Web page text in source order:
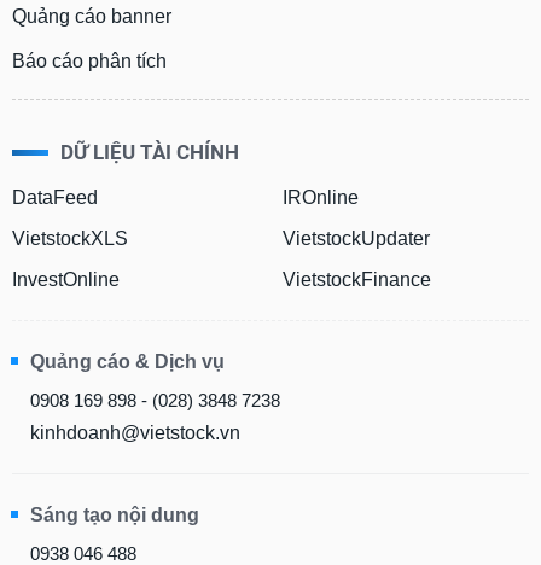
Quảng cáo banner
Báo cáo phân tích
DỮ LIỆU TÀI CHÍNH
DataFeed
VietstockXLS
InvestOnline
IROnline
VietstockUpdater
VietstockFinance
Quảng cáo & Dịch vụ
0908 169 898 - (028) 3848 7238
kinhdoanh@vietstock.vn
Sáng tạo nội dung
0938 046 488